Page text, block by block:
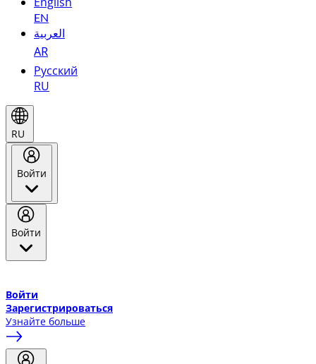
EN
العربية
AR
Русский
RU
RU
Войти
Войти
Войти
Зарегистрироваться
Узнайте больше